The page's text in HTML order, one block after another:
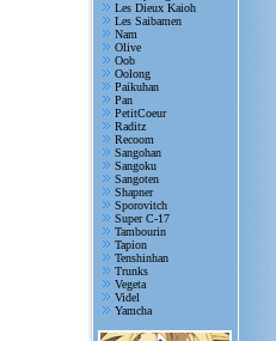
Les Dieux Kaioh
Les Saibamen
Nam
Olive
Oob
Oolong
Paikuhan
Pan
PetitCoeur
Raditz
Recoom
Sangohan
Sangoku
Sangoten
Shapner
Sporovitch
Super C-17
Tambourin
Tapion
Tenshinhan
Trunks
Vegeta
Videl
Yamcha